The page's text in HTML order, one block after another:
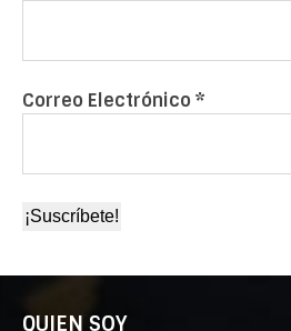
Correo Electrónico *
QUIEN SOY